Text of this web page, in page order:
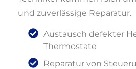
und zuverlässige Reparatur.
Austausch defekter
Thermostate
Reparatur von